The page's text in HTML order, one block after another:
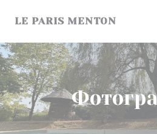
LE PARIS MENTON